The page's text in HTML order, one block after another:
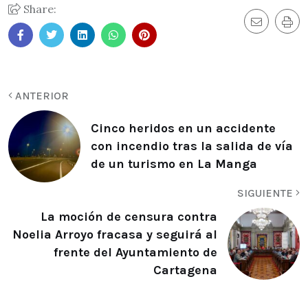
Share:
ANTERIOR
Cinco heridos en un accidente
con incendio tras la salida de vía
de un turismo en La Manga
SIGUIENTE
La moción de censura contra
Noelia Arroyo fracasa y seguirá al
frente del Ayuntamiento de
Cartagena